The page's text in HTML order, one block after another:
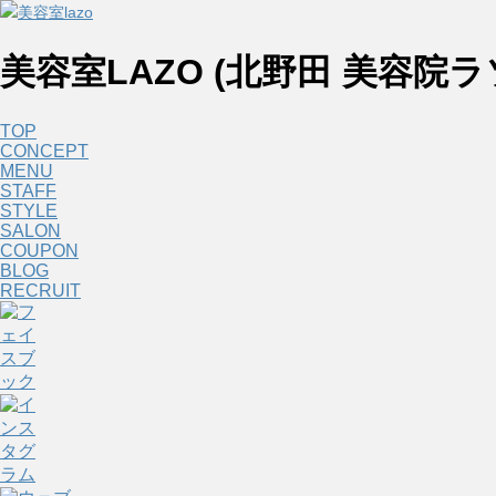
美容室LAZO (北野田 美容院ラ
TOP
CONCEPT
MENU
STAFF
STYLE
SALON
COUPON
BLOG
RECRUIT